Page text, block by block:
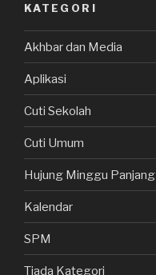
KATEGORI
Akhbar dan Media
Aplikasi
Cuti Sekolah
Cuti Umum
Hujung Minggu Panjang
Kalendar
SPM
Tiada Kategori